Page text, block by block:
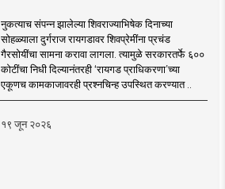
नुकत्याच संपन्न झालेल्या शिवराज्याभिषेक दिनाच्या
सोहळ्याला दुर्गराज रायगडावर शिवप्रेमींना प्रचंड
गैरसोयींचा सामना करावा लागला. त्यामुळे सरकारतर्फे ६००
कोटींचा निधी दिल्यानंतरही ‘रायगड प्राधिकरणा’च्या
एकूणच कामकाजावरही प्रश्नचिन्ह उपस्थित करण्यात ..
१९ जून २०२६